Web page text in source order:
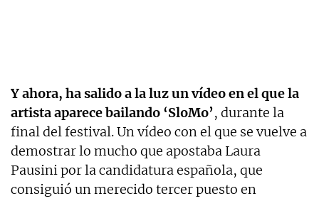
Y ahora, ha salido a la luz un vídeo en el que la
artista aparece bailando ‘SloMo’, durante la
final del festival. Un vídeo con el que se vuelve a
demostrar lo mucho que apostaba Laura
Pausini por la candidatura española, que
consiguió un merecido tercer puesto en